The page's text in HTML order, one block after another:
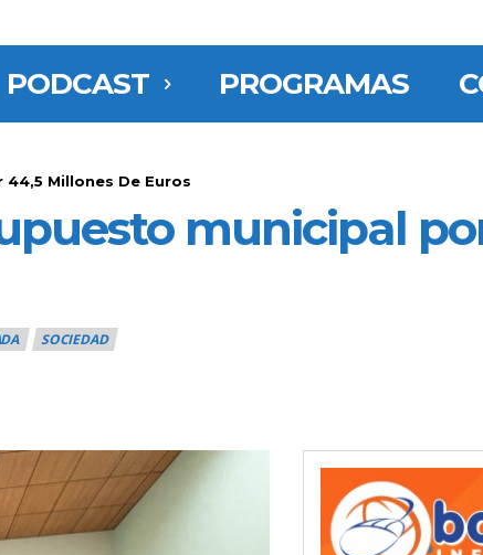
PODCAST PROGRAMAS
Millones De Euros
municipal
SOCIEDAD